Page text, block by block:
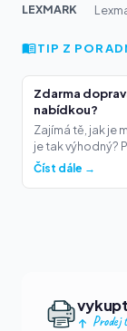
LEXMARK
TIP Z
Zdarma
nabídkou?
Zajímá tě, jak je
je tak výhodný?
Číst dále →
Prodej